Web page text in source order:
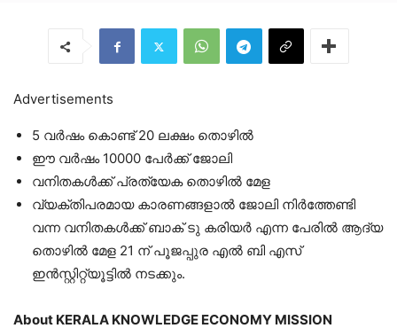
Advertisements
5 വർഷം കൊണ്ട് 20 ലക്ഷം തൊഴിൽ
ഈ വർഷം 10000 പേർക്ക് ജോലി
വനിതകൾക്ക് പ്രത്യേക തൊഴിൽ മേള
വ്യക്തിപരമായ കാരണങ്ങളാൽ ജോലി നിർത്തേണ്ടി
വന്ന വനിതകൾക്ക് ബാക് ടു കരിയർ എന്ന പേരിൽ ആദ്യ
തൊഴിൽ മേള 21 ന് പൂജപ്പുര എൽ ബി എസ്
ഇൻസ്റ്റിറ്റ്യൂട്ടിൽ നടക്കും.
About KERALA KNOWLEDGE ECONOMY MISSION